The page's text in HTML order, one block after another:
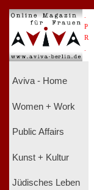
P
R
Aviva - Home
Women + Work
Public Affairs
Kunst + Kultur
Jüdisches Leben